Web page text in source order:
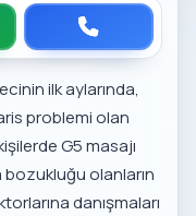
ilk aylarında,
problemi olan
G5 masajı
bozukluğu olanların
danışmaları